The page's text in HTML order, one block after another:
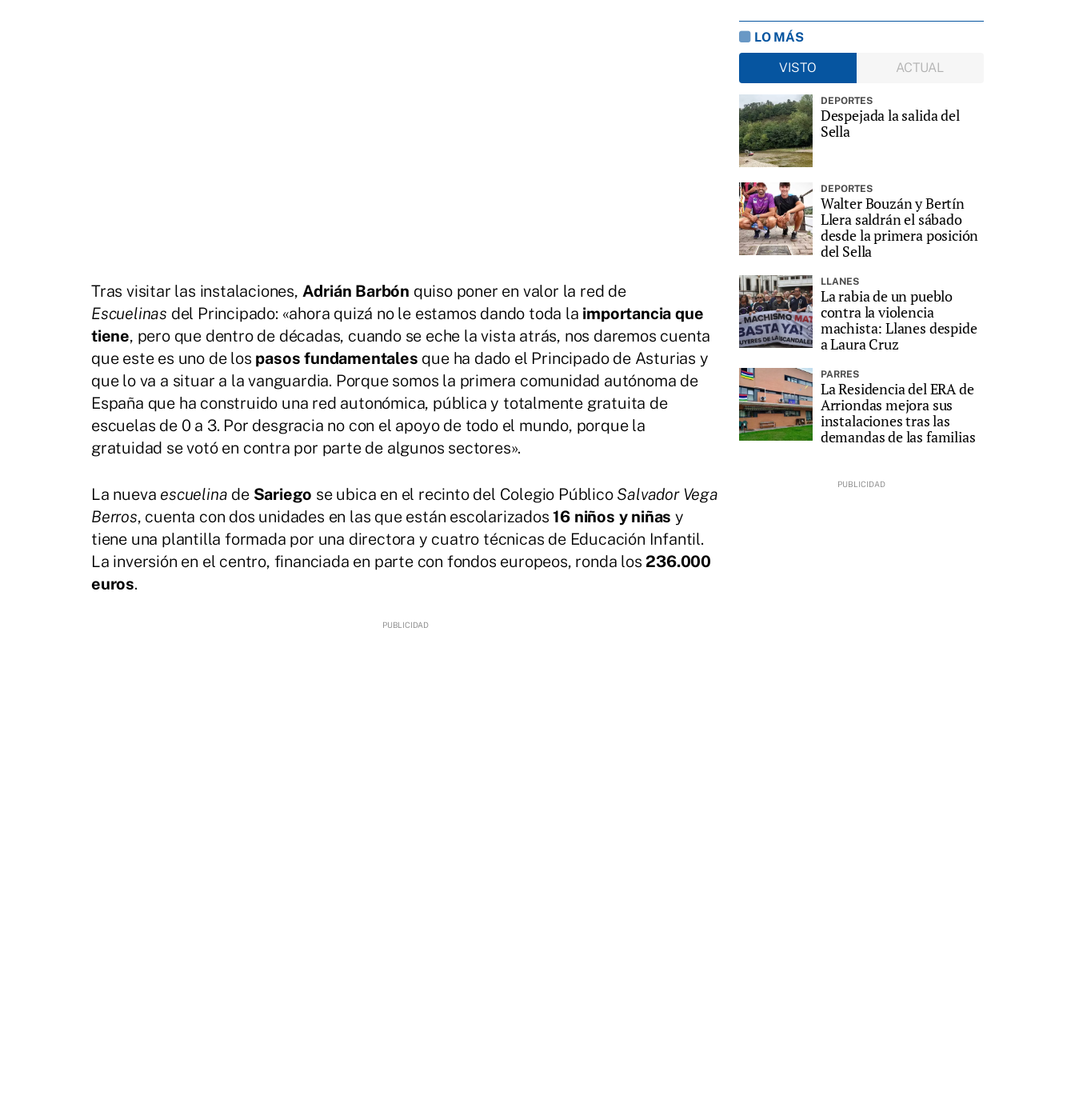
Tras visitar las instalaciones, Adrián Barbón quiso poner en valor la red de
Escuelinas del Principado: «ahora quizá no le estamos dando toda la importancia que
tiene, pero que dentro de décadas, cuando se eche la vista atrás, nos daremos cuenta
que este es uno de los pasos fundamentales que ha dado el Principado de Asturias y
que lo va a situar a la vanguardia. Porque somos la primera comunidad autónoma de
España que ha construido una red autonómica, pública y totalmente gratuita de
escuelas de 0 a 3. Por desgracia no con el apoyo de todo el mundo, porque la
gratuidad se votó en contra por parte de algunos sectores».
La nueva escuelina de Sariego se ubica en el recinto del Colegio Público Salvador Vega
Berros, cuenta con dos unidades en las que están escolarizados16 niños y niñas y
tiene una plantilla formada por una directora y cuatro técnicas de Educación Infantil.
La inversión en el centro, financiada en parte con fondos europeos, ronda los 236.000
euros.
LO MÁS
VISTO
ACTUAL
DEPORTES
Despejada la salida del
Sella
DEPORTES
Walter Bouzán y Bertín
Llera saldrán el sábado
desde la primera posición
del Sella
LLANES
La rabia de un pueblo
contra la violencia
machista: Llanes despide
a Laura Cruz
PARRES
La Residencia del ERA de
Arriondas mejora sus
instalaciones tras las
demandas de las familias